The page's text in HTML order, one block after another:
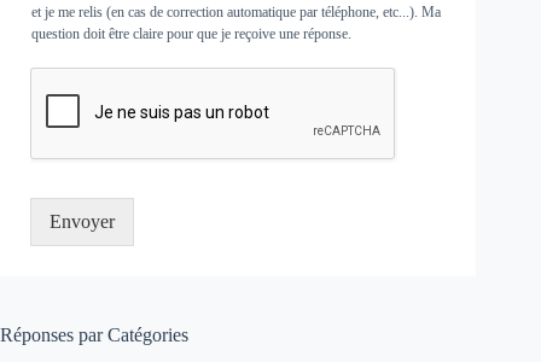
et je me relis (en cas de correction automatique par téléphone, etc...). Ma
question doit être claire pour que je reçoive une réponse.
Envoyer
Réponses par Catégories